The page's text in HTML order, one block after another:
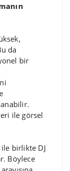
da
bir
ile görsel
birlikte DJ
Böylece